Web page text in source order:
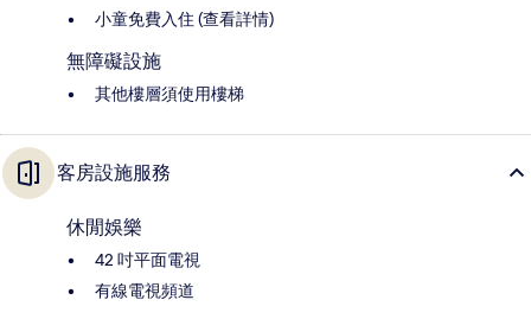
小童免費入住 (查看詳情)
無障礙設施
其他樓層須使用樓梯
客房設施服務
休閒娛樂
42 吋平面電視
有線電視頻道